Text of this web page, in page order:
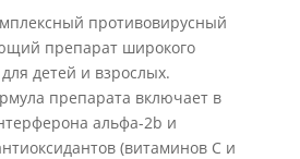
противовирусный
препарат широкого
детей и взрослых.
препарата включает в
альфа-2b и
(витаминов С и